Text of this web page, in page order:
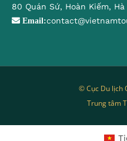
80 Quán Sứ, Hoàn Kiếm, Hà
Email:
© Cục Du lịch
Trung tâm